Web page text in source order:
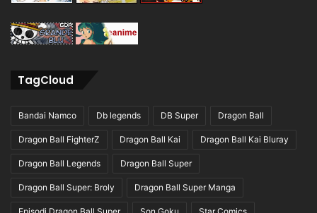
TagCloud
Bandai Namco Db legends DB Super Dragon Ball
Dragon Ball FighterZ Dragon Ball Kai Dragon Ball Kai Bluray
Dragon Ball Legends Dragon Ball Super
Dragon Ball Super: Broly Dragon Ball Super Manga